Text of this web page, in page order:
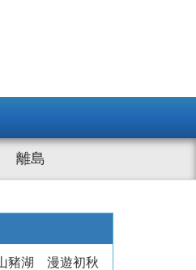
離島
豬湖 漫遊初秋